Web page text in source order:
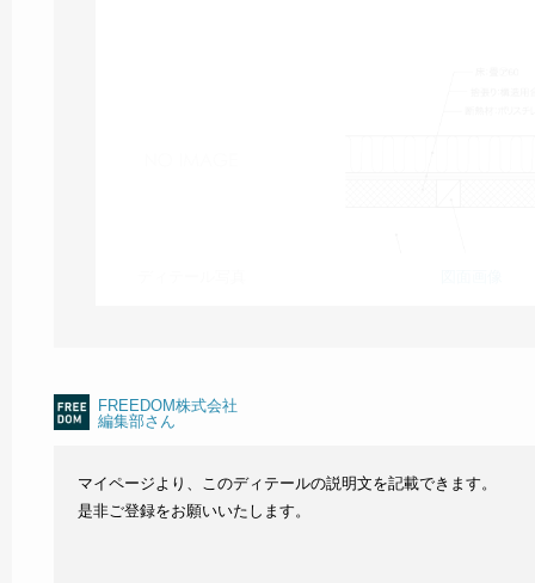
FREEDOM株式会社
編集部さん
マイページより、このディテールの説明文を記載できます。
是非ご登録をお願いいたします。